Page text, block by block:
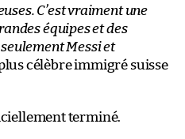
C’est vraiment une
équipes et des
Messi et
célèbre immigré suisse
terminé.